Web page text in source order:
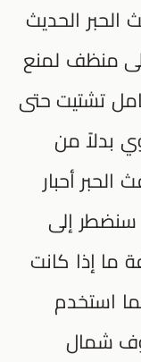
الحبر الحديث
منظف لمنع
تشتيت حتى
بدلاً من
أحبار
سنضطر إلى
ما إذا كانت
استخدم
شمال